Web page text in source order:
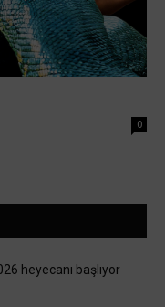
0
heyecanı başlıyor